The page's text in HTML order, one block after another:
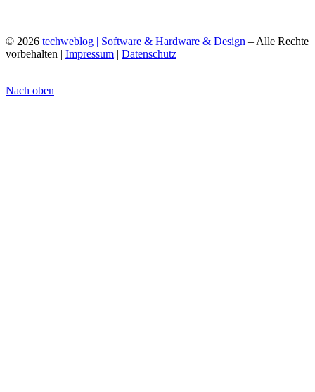
© 2026 techweblog | Software & Hardware & Design – Alle Rechte
vorbehalten | Impressum | Datenschutz
Nach oben